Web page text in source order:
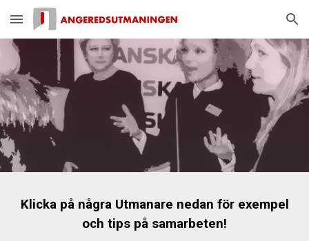
Skip to main content Skip to navigation
Klicka på några Utmanare nedan för exempel
och tips på samarbeten!